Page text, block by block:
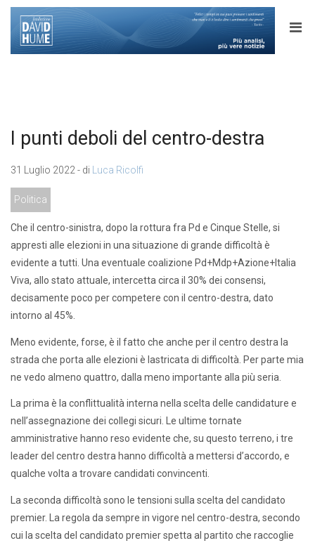
I punti deboli del centro-destra
31 Luglio 2022 - di Luca Ricolfi
Politica
Che il centro-sinistra, dopo la rottura fra Pd e Cinque Stelle, si
appresti alle elezioni in una situazione di grande difficoltà è
evidente a tutti. Una eventuale coalizione Pd+Mdp+Azione+Italia
Viva, allo stato attuale, intercetta circa il 30% dei consensi,
decisamente poco per competere con il centro-destra, dato
intorno al 45%.
Meno evidente, forse, è il fatto che anche per il centro destra la
strada che porta alle elezioni è lastricata di difficoltà. Per parte mia
ne vedo almeno quattro, dalla meno importante alla più seria.
La prima è la conflittualità interna nella scelta delle candidature e
nell’assegnazione dei collegi sicuri. Le ultime tornate
amministrative hanno reso evidente che, su questo terreno, i tre
leader del centro destra hanno difficoltà a mettersi d’accordo, e
qualche volta a trovare candidati convincenti.
La seconda difficoltà sono le tensioni sulla scelta del candidato
premier. La regola da sempre in vigore nel centro-destra, secondo
cui la scelta del candidato premier spetta al partito che raccoglie